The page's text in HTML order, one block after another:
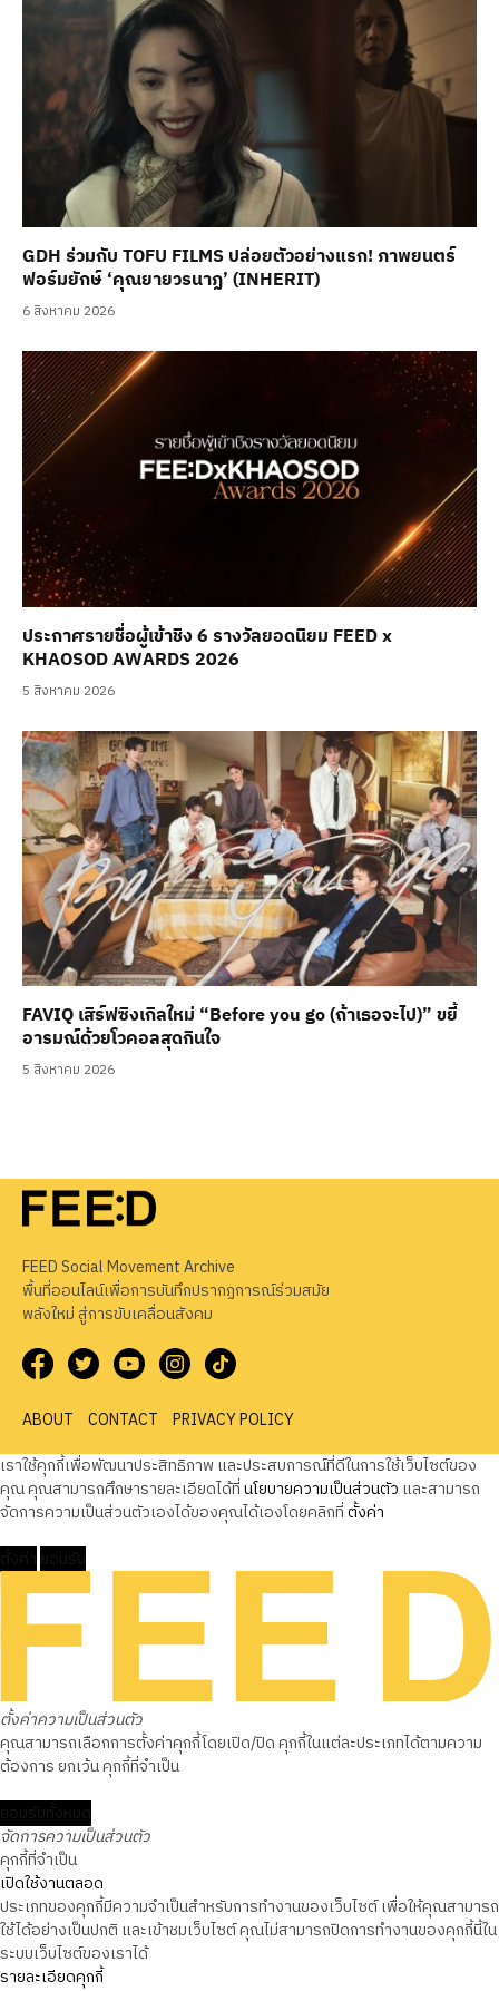
GDH ร่วมกับ TOFU FILMS ปล่อยตัวอย่างแรก! ภาพยนตร์
ฟอร์มยักษ์ ‘คุณยายวรนาฏ’ (INHERIT)
6 สิงหาคม 2026
ประกาศรายชื่อผู้เข้าชิง 6 รางวัลยอดนิยม FEED x
KHAOSOD AWARDS 2026
5 สิงหาคม 2026
FAVIQ เสิร์ฟซิงเกิลใหม่ “Before you go (ถ้าเธอจะไป)” ขยี้
อารมณ์ด้วยโวคอลสุดกินใจ
5 สิงหาคม 2026
FEED Social Movement Archive
พื้นที่ออนไลน์เพื่อการบันทึกปรากฏการณ์ร่วมสมัย
พลังใหม่ สู่การขับเคลื่อนสังคม
ABOUT CONTACT
PRIVACY POLICY
เราใช้คุกกี้เพื่อพัฒนาประสิทธิภาพ และประสบการณ์ที่ดีในการใช้เว็บไซต์ของ
คุณ คุณสามารถศึกษารายละเอียดได้ที่นโยบายความเป็นส่วนตัว และสามารถ
จัดการความเป็นส่วนตัวเองได้ของคุณได้เองโดยคลิกที่ตั้งค่า
ตั้งค่าความเป็นส่วนตัว
คุณสามารถเลือกการตั้งค่าคุกกี้โดยเปิด/ปิด คุกกี้ในแต่ละประเภทได้ตามความ
ต้องการ ยกเว้น คุกกี้ที่จำเป็น
จัดการความเป็นส่วนตัว
คุกกี้ที่จำเป็น
เปิดใช้งานตลอด
ประเภทของคุกกี้มีความจำเป็นสำหรับการทำงานของเว็บไซต์ เพื่อให้คุณสามารถ
ใช้ได้อย่างเป็นปกติ และเข้าชมเว็บไซต์ คุณไม่สามารถปิดการทำงานของคุกกี้นี้ใน
ระบบเว็บไซต์ของเราได้
รายละเอียดคุกกี้